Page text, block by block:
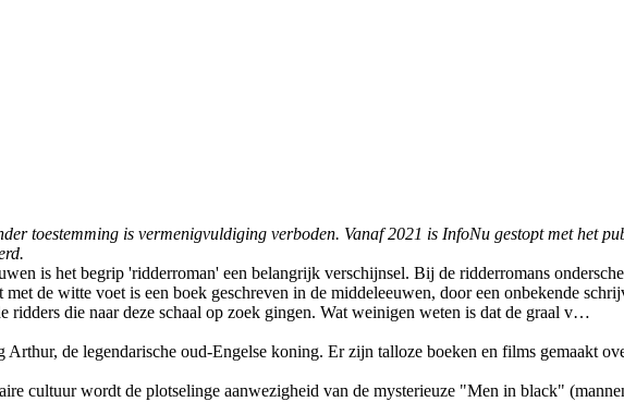
toestemming is vermenigvuldiging verboden. Vanaf 2021 is InfoNu gestopt met het
is het begrip 'ridderroman' een belangrijk verschijnsel. Bij de ridderromans
met de witte voet is een boek geschreven in de middeleeuwen, door een onbekende
ridders die naar deze schaal op zoek gingen. Wat weinigen weten is dat de graal v…
Arthur, de legendarische oud-Engelse koning. Er zijn talloze boeken en films gemaakt
cultuur wordt de plotselinge aanwezigheid van de mysterieuze "Men in black"